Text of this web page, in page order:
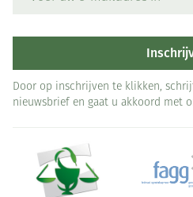
Door op inschrijven te klikken,
nieuwsbrief en gaat u akkoord met